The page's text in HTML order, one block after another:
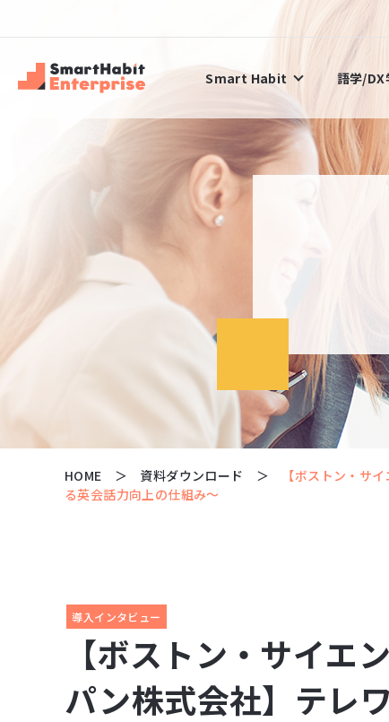
Smart Habit 語学/DX
HOME 資料ダウンロード
【ボストン・サ
る英会話力向上の仕組み～
導入インタビュー
【ボストン・サイエ
パン株式会社】テレ